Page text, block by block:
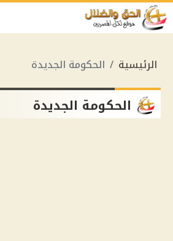
الرئيسية الحكومة الجديدة
الحكومة الجديدة